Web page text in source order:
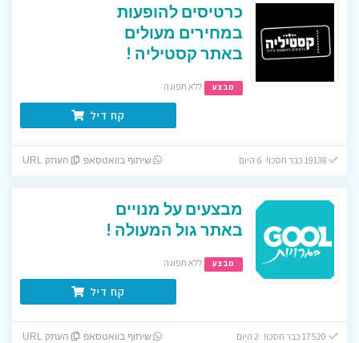
כרטיסים להופעות
במחירים מעולים
באתר קסטיליה !
מבצע ללא תפוגה
קח דיל
19138 כבר חסכו! 6 היום שיתוף בוואטסאפ העתק URL
מבצעים על מנויים
באתר גול המעולה !
מבצע ללא תפוגה
קח דיל
שיתוף בוואטסאפ העתק URL